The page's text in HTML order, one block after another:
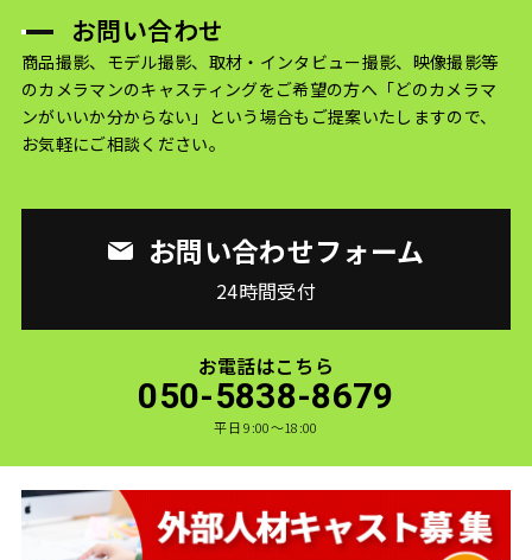
お問い合わせ
商品撮影、モデル撮影、取材・インタビュー撮影、映像撮影等
のカメラマンのキャスティングをご希望の方へ 「どのカメラマ
ンがいいか分からない」という場合もご提案いたしますので、
お気軽にご相談ください。
お問い合わせフォーム
24時間受付
お電話はこちら
050-5838-8679
平日 9:00〜18:00